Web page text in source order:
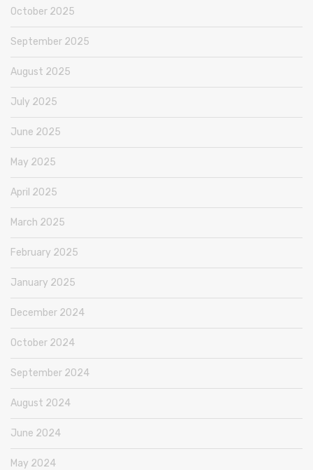
October 2025
September 2025
August 2025
July 2025
June 2025
May 2025
April 2025
March 2025
February 2025
January 2025
December 2024
October 2024
September 2024
August 2024
June 2024
May 2024